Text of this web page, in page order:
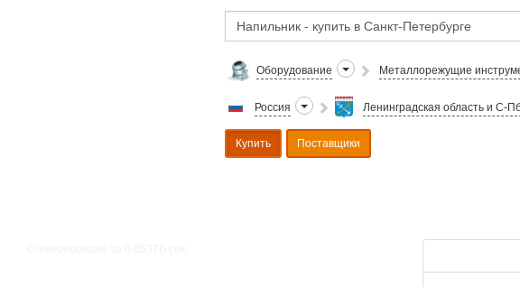
Оборудование Металлорежущие
Россия Ленинградская область и С-
Купить Поставщики